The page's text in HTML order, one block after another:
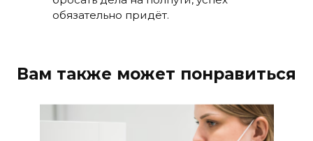
обязательно придёт.
Вам также может понравиться